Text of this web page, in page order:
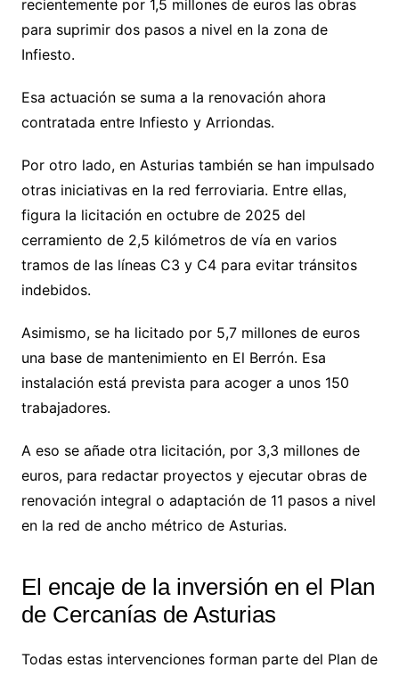
recientemente por 1,5 millones de euros las obras
para suprimir dos pasos a nivel en la zona de
Infiesto.
Esa actuación se suma a la renovación ahora
contratada entre Infiesto y Arriondas.
Por otro lado, en Asturias también se han impulsado
otras iniciativas en la red ferroviaria. Entre ellas,
figura la licitación en octubre de 2025 del
cerramiento de 2,5 kilómetros de vía en varios
tramos de las líneas C3 y C4 para evitar tránsitos
indebidos.
Asimismo, se ha licitado por 5,7 millones de euros
una base de mantenimiento en El Berrón. Esa
instalación está prevista para acoger a unos 150
trabajadores.
A eso se añade otra licitación, por 3,3 millones de
euros, para redactar proyectos y ejecutar obras de
renovación integral o adaptación de 11 pasos a nivel
en la red de ancho métrico de Asturias.
El encaje de la inversión en el Plan
de Cercanías de Asturias
Todas estas intervenciones forman parte del Plan de